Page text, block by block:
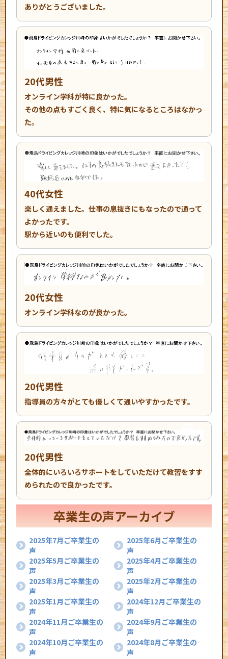
ありがとうございました。
20代男性
オンライン学科が特に良かった。
その他の点もすごく良く、特に気になるところはなかっ
た。
40代女性
楽しく通えました。仕事の息抜きにもなったので通って
よかったです。
駅から近いのも便利でした。
20代女性
オンライン学科なのが良かった。
20代男性
指導員の方々がとても優しくて通いやすかったです。
20代男性
全体的にいろいろサポートをしていただけて教習をすす
められたので良かったです。
卒業生の声アーカイブ
2025年7月ご卒業生の
声
2025年6月ご卒業生の
声
2025年5月ご卒業生の
声
2025年4月ご卒業生の
声
2025年3月ご卒業生の
声
2025年2月ご卒業生の
声
2025年1月ご卒業生の
声
2024年12月ご卒業生の
声
2024年11月ご卒業生の
声
2024年9月ご卒業生の
声
2024年10月ご卒業生の
声
2024年8月ご卒業生の
声